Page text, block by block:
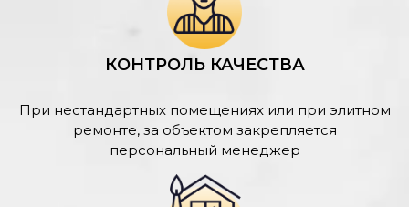
КОНТРОЛЬ КАЧЕСТВА
При нестандартных помещениях или при элитном
ремонте, за объектом закрепляется
персональный менеджер